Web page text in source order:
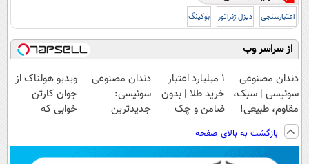
اعتبارسنجی دیزل ژنراتور بوکینگ
از سراسر وب
دندان مصنوعی
سوئیسی | سبک،
مقاوم، طبیعی!
ویزیت
رایگان+پرداخت
اقساطی😍
۱ میلیارد اعتبار
خرید طلا | بدون
ضامن و چک
دندان مصنوعی
سوئیسی:
جدیدترین
پرداخت قسطی
ویدیو هولناک از
جوان کارتن
خوابی که
بازگشت به بالای صفحه